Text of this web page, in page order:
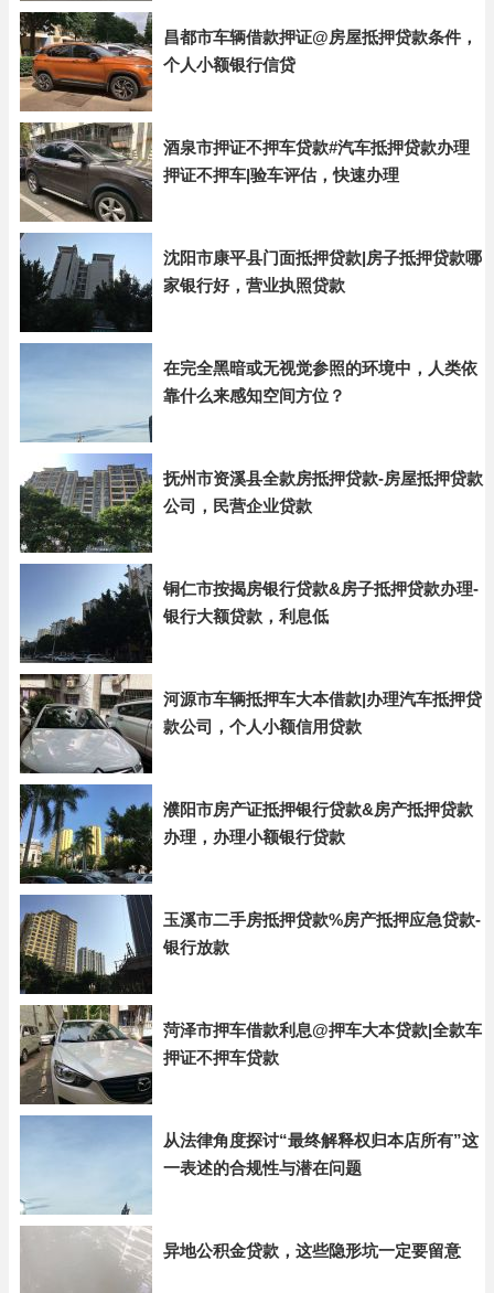
昌都市车辆借款押证@房屋抵押贷款条件，
个人小额银行信贷
酒泉市押证不押车贷款#汽车抵押贷款办理
押证不押车|验车评估，快速办理
沈阳市康平县门面抵押贷款|房子抵押贷款哪
家银行好，营业执照贷款
在完全黑暗或无视觉参照的环境中，人类依
靠什么来感知空间方位？
抚州市资溪县全款房抵押贷款-房屋抵押贷款
公司，民营企业贷款
铜仁市按揭房银行贷款&房子抵押贷款办理-
银行大额贷款，利息低
河源市车辆抵押车大本借款|办理汽车抵押贷
款公司，个人小额信用贷款
濮阳市房产证抵押银行贷款&房产抵押贷款
办理，办理小额银行贷款
玉溪市二手房抵押贷款%房产抵押应急贷款-
银行放款
菏泽市押车借款利息@押车大本贷款|全款车
押证不押车贷款
从法律角度探讨“最终解释权归本店所有”这
一表述的合规性与潜在问题
异地公积金贷款，这些隐形坑一定要留意